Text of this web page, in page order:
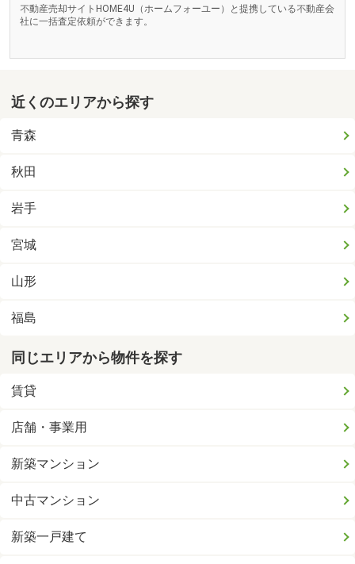
不動産売却サイトHOME4U（ホームフォーユー）と提携している不動産会
社に一括査定依頼ができます。
近くのエリアから探す
青森
秋田
岩手
宮城
山形
福島
同じエリアから物件を探す
賃貸
店舗・事業用
新築マンション
中古マンション
新築一戸建て